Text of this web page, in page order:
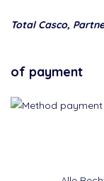
Total Casco,
of payment